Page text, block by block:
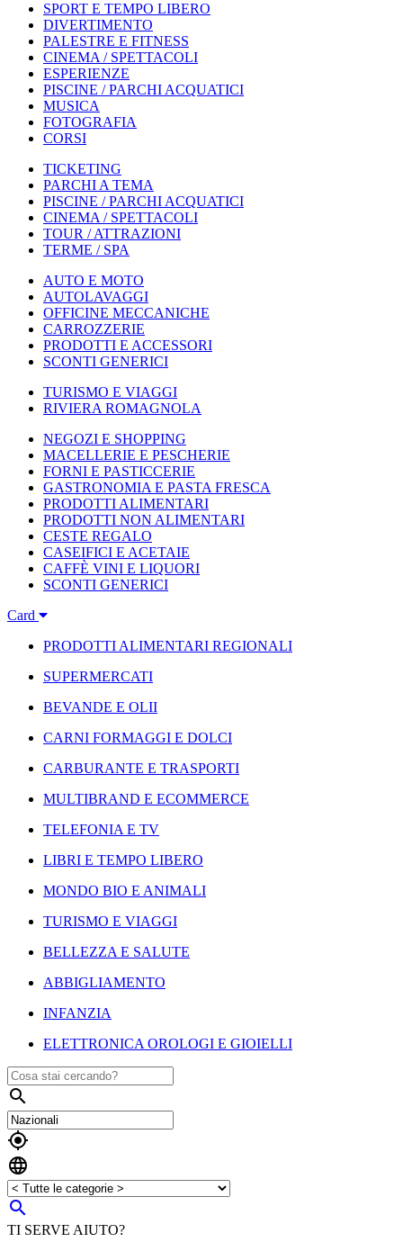
SPORT E TEMPO LIBERO
DIVERTIMENTO
PALESTRE E FITNESS
CINEMA / SPETTACOLI
ESPERIENZE
PISCINE / PARCHI ACQUATICI
MUSICA
FOTOGRAFIA
CORSI
TICKETING
PARCHI A TEMA
PISCINE / PARCHI ACQUATICI
CINEMA / SPETTACOLI
TOUR / ATTRAZIONI
TERME / SPA
AUTO E MOTO
AUTOLAVAGGI
OFFICINE MECCANICHE
CARROZZERIE
PRODOTTI E ACCESSORI
SCONTI GENERICI
TURISMO E VIAGGI
RIVIERA ROMAGNOLA
NEGOZI E SHOPPING
MACELLERIE E PESCHERIE
FORNI E PASTICCERIE
GASTRONOMIA E PASTA FRESCA
PRODOTTI ALIMENTARI
PRODOTTI NON ALIMENTARI
CESTE REGALO
CASEIFICI E ACETAIE
CAFFÈ VINI E LIQUORI
SCONTI GENERICI
Card
PRODOTTI ALIMENTARI REGIONALI
SUPERMERCATI
BEVANDE E OLII
CARNI FORMAGGI E DOLCI
CARBURANTE E TRASPORTI
MULTIBRAND E ECOMMERCE
TELEFONIA E TV
LIBRI E TEMPO LIBERO
MONDO BIO E ANIMALI
TURISMO E VIAGGI
BELLEZZA E SALUTE
ABBIGLIAMENTO
INFANZIA
ELETTRONICA OROLOGI E GIOIELLI




TI SERVE AIUTO?